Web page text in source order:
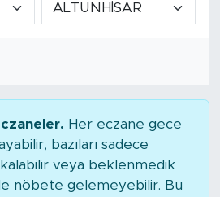
Her eczane gece
bazıları sadece
veya beklenmedik
nöbete gelemeyebilir. Bu